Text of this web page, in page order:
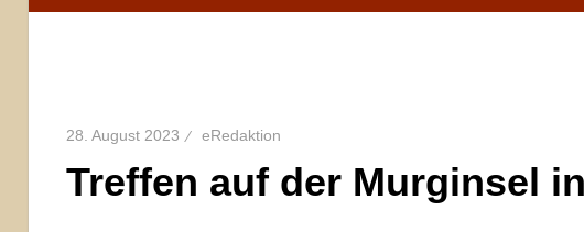
28. August 2023 eRedaktion
Treffen auf der Murginsel